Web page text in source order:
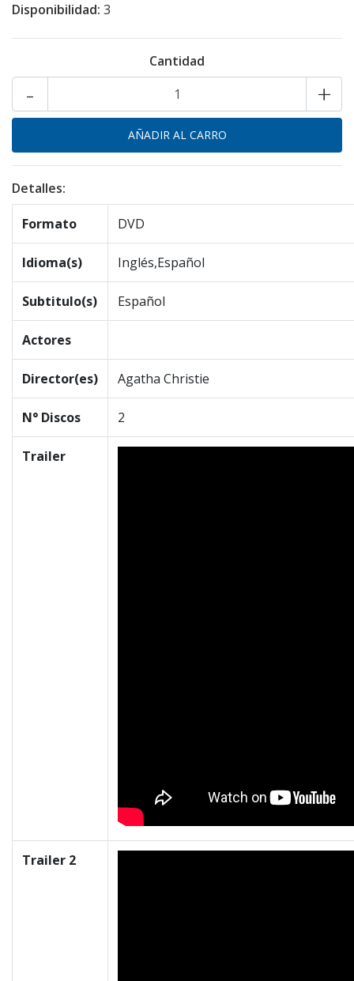
Disponibilidad: 3
Cantidad
+
-
Detalles:
Formato DVD
Idioma(s) Inglés,Español
Subtitulo(s) Español
Actores
Director(es) Agatha Christie
N° Discos 2
Trailer
Trailer 2